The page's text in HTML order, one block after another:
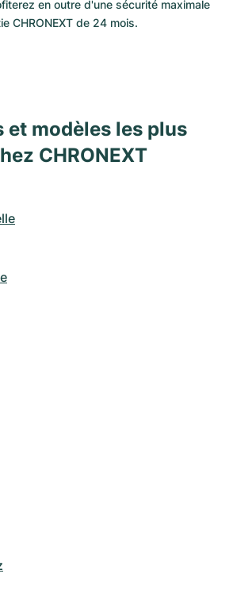
en outre d'une sécurité maximale
CHRONEXT de 24 mois.
et modèles les plus
CHRONEXT